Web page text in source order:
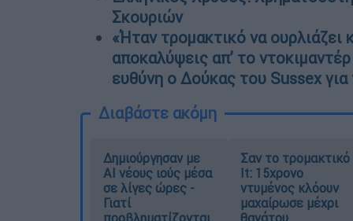
Σκουριών
«Ήταν τρομακτικό να
αποκαλύψεις απ’ το
ευθύνη ο Δούκας του Sussex
Διαβάστε ακόμη
Δημιούργησαν με
AI νέους ιούς μέσα
σε λίγες ώρες -
Γιατί
προβληματίζονται
Σαν το τρομακτικό
It: 15χρονο
ντυμένος κλόουν
μαχαίρωσε μέχρι
θανάτου